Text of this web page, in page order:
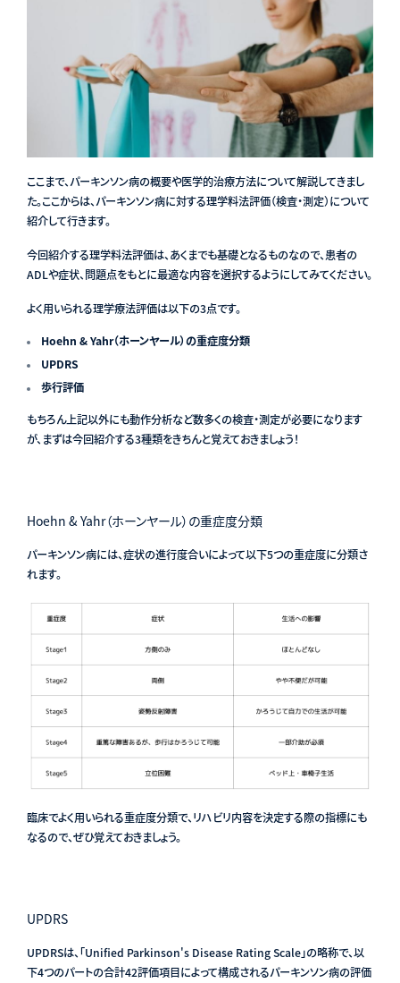
ここまで、パーキンソン病の概要や医学的治療方法について解説してきまし
た。ここからは、パーキンソン病に対する理学料法評価（検査・測定）について
紹介して行きます。
今回紹介する理学料法評価は、あくまでも基礎となるものなので、患者の
ADLや症状、問題点をもとに最適な内容を選択するようにしてみてください。
よく用いられる理学療法評価は以下の3点です。
Hoehn & Yahr（ホーンヤール）の重症度分類
UPDRS
歩行評価
もちろん上記以外にも動作分析など数多くの検査・測定が必要になります
が、まずは今回紹介する3種類をきちんと覚えておきましょう！
Hoehn & Yahr（ホーンヤール）の重症度分類
パーキンソン病には、症状の進行度合いによって以下5つの重症度に分類さ
れます。
臨床でよく用いられる重症度分類で、リハビリ内容を決定する際の指標にも
なるので、ぜひ覚えておきましょう。
UPDRS
UPDRSは、「Unified Parkinson's Disease Rating Scale」の略称で、以
下4つのパートの合計42評価項目によって構成されるパーキンソン病の評価